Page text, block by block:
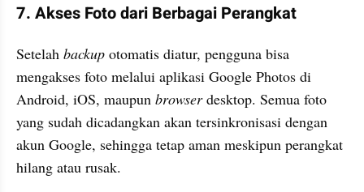
7. Akses Foto dari Berbagai Perangkat
Setelah backup otomatis diatur, pengguna bisa
mengakses foto melalui aplikasi Google Photos di
Android, iOS, maupun browser desktop. Semua foto
yang sudah dicadangkan akan tersinkronisasi dengan
akun Google, sehingga tetap aman meskipun perangkat
hilang atau rusak.